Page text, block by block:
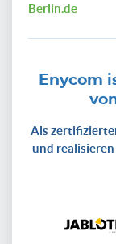
Berlin.de
Enycom
Als
und